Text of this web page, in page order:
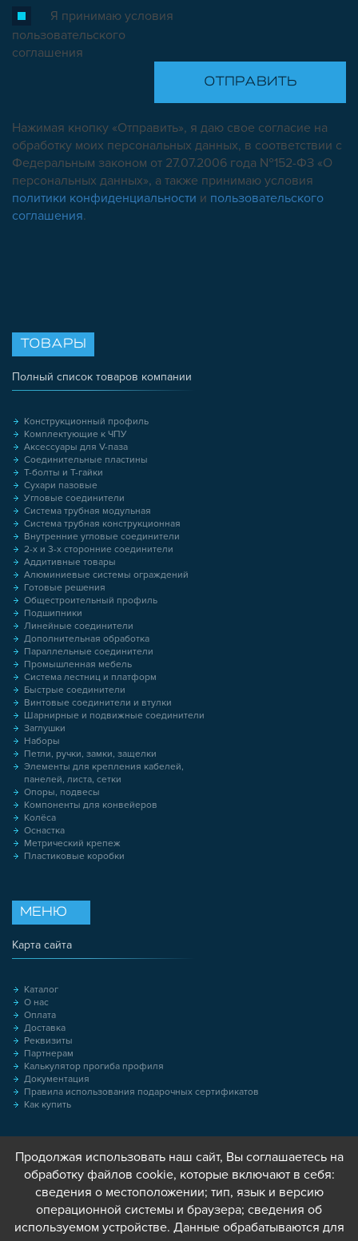
Я принимаю условия
пользовательского
соглашения
Нажимая кнопку «Отправить», я даю свое согласие на
обработку моих персональных данных, в соответствии с
Федеральным законом от 27.07.2006 года №152-ФЗ «О
персональных данных», а также принимаю условия
политики конфиденциальности и пользовательского
соглашения.
ТОВАРЫ
Полный список товаров компании
Конструкционный профиль
Комплектующие к ЧПУ
Аксессуары для V-паза
Соединительные пластины
Т-болты и Т-гайки
Сухари пазовые
Угловые соединители
Система трубная модульная
Система трубная конструкционная
Внутренние угловые соединители
2-х и 3-х сторонние соединители
Аддитивные товары
Алюминиевые системы ограждений
Готовые решения
Общестроительный профиль
Подшипники
Линейные соединители
Дополнительная обработка
Параллельные соединители
Промышленная мебель
Система лестниц и платформ
Быстрые соединители
Винтовые соединители и втулки
Шарнирные и подвижные соединители
Заглушки
Наборы
Петли, ручки, замки, защелки
Элементы для крепления кабелей,
панелей, листа, сетки
Опоры, подвесы
Компоненты для конвейеров
Колёса
Оснастка
Метрический крепеж
Пластиковые коробки
МЕНЮ
Карта сайта
Каталог
О нас
Оплата
Доставка
Реквизиты
Партнерам
Калькулятор прогиба профиля
Документация
Правила использования подарочных сертификатов
Как купить
Продолжая использовать наш сайт, Вы соглашаетесь на
обработку файлов cookie, которые включают в себя:
сведения о местоположении; тип, язык и версию
операционной системы и браузера; сведения об
используемом устройстве. Данные обрабатываются для